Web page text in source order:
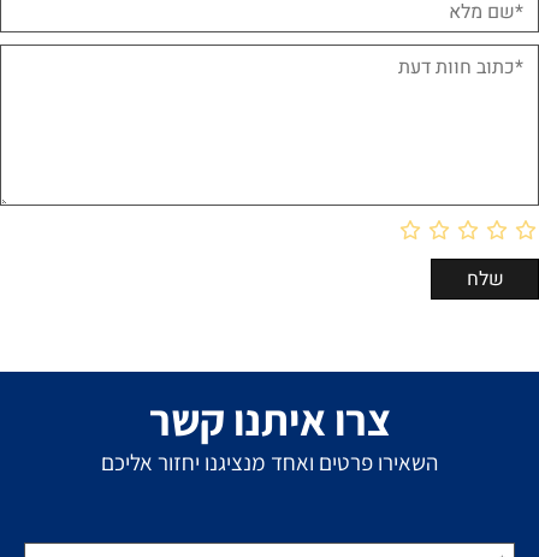
צרו איתנו קשר
השאירו פרטים ואחד מנציגנו יחזור אליכם